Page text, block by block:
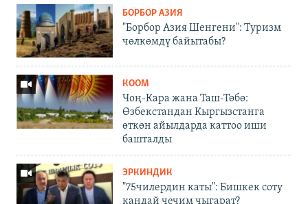
БОРБОР АЗИЯ
"Борбор Азия Шенгени": Туризм
чөлкөмдү байытабы?
КООМ
Чоң-Кара жана Таш-Төбө:
Өзбекстандан Кыргызстанга
өткөн айылдарда каттоо иши
башталды
ЭРКИНДИК
"75чилердин каты": Бишкек соту
кандай чечим чыгарат?